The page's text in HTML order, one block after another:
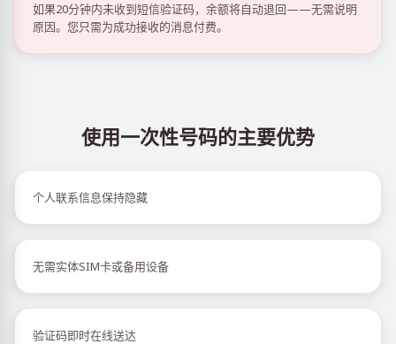
如果20分钟内未收到短信验证码，余额将自动退回——无需说明
原因。您只需为成功接收的消息付费。
使用一次性号码的主要优势
个人联系信息保持隐藏
无需实体SIM卡或备用设备
验证码即时在线送达